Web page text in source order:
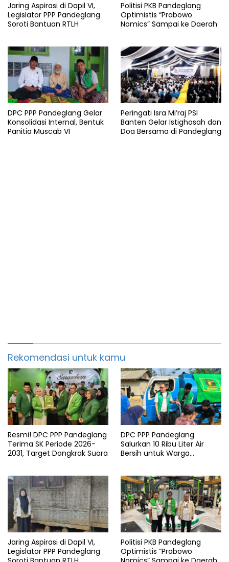
Jaring Aspirasi di Dapil VI,
Legislator PPP Pandeglang
Soroti Bantuan RTLH
Politisi PKB Pandeglang
Optimistis “Prabowo
Nomics” Sampai ke Daerah
DPC PPP Pandeglang Gelar
Konsolidasi Internal, Bentuk
Panitia Muscab VI
Peringati Isra Mi’raj PSI
Banten Gelar Istighosah dan
Doa Bersama di Pandeglang
Rekomendasi untuk kamu
Resmi! DPC PPP Pandeglang
Terima SK Periode 2026-
2031, Target Dongkrak Suara
DPC PPP Pandeglang
Salurkan 10 Ribu Liter Air
Bersih untuk Warga
Jaring Aspirasi di Dapil VI,
Legislator PPP Pandeglang
Politisi PKB Pandeglang
Optimistis “Prabowo